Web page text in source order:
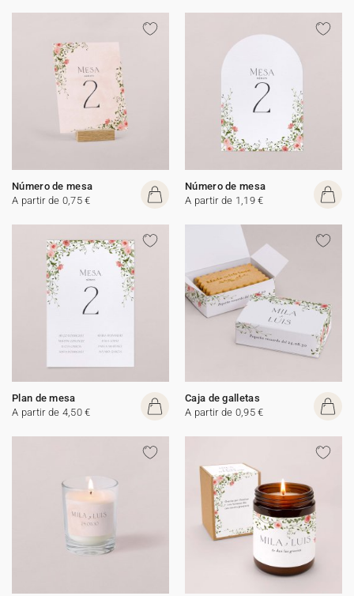
Número de mesa
A partir de 0,75 €
Número de mesa
A partir de 1,19 €
Plan de mesa
A partir de 4,50 €
Caja de galletas
A partir de 0,95 €